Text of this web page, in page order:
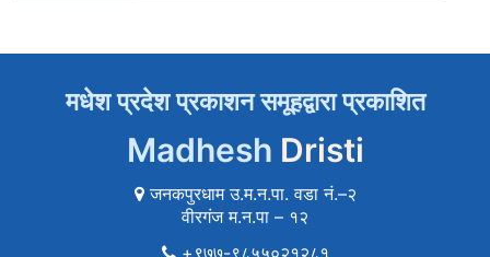
मधेश प्रदेश प्रकाशन समूहद्वारा प्रकाशित
Madhesh Dristi
जनकपुरधाम उ.म.न.पा. वडा नं.–२
वीरगंज म.न.पा – १२
+९७७-९८५५०२१२८१